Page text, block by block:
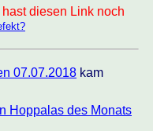
hast diesen Link noch
07.07.2018 kam
Hoppalas des Monats